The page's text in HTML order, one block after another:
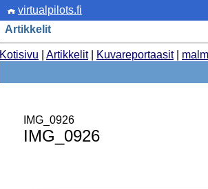
virtualpilots.fi
Artikkelit
Kotisivu Artikkelit| Kuvareportaasit|
IMG_0926
IMG_0926